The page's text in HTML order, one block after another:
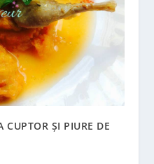
CUPTOR ȘI PIURE DE